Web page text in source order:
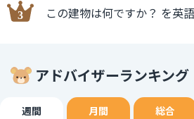
この建物は何ですか？ を英
アドバイザーランキング
週間 月間 総合